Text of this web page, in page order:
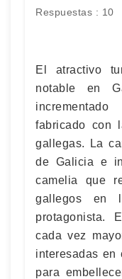
Respuestas : 10
El atractivo
notable en
fabricado con
gallegas. La
de Galicia e
camelia que
gallegos en
protagonista.
cada vez
interesadas en
para